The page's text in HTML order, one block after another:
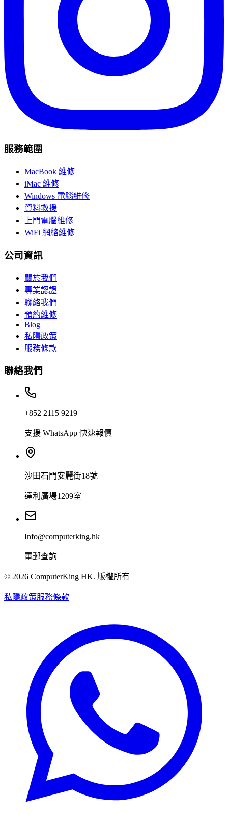
服務範圍
MacBook 維修
iMac 維修
Windows 電腦維修
資料救援
上門電腦維修
WiFi 網絡維修
公司資訊
關於我們
專業認證
聯絡我們
預約維修
Blog
私隱政策
服務條款
聯絡我們
+852 2115 9219
支援 WhatsApp 快速報價
沙田石門安麗街18號
達利廣場1209室
Info@computerking.hk
電郵查詢
© 2026 ComputerKing HK. 版權所有
私隱政策服務條款